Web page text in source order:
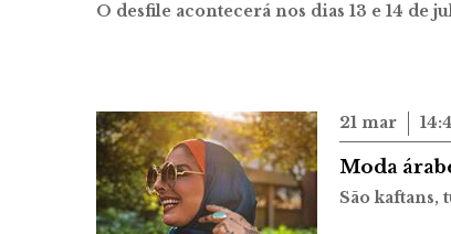
O desfile acontecerá nos dias 13 e 14 de
21 mar
Moda
São kaftans,